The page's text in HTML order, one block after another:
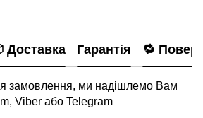
Доставка Гарантія 🔁
замовлення, ми надішлемо Вам
Viber або Telegram